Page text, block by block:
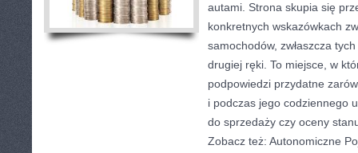
autami. Strona skupia się
konkretnych wskazówkach
samochodów, zwłaszcza
drugiej ręki. To miejsce, w
podpowiedzi przydatne
i podczas jego codziennego
do sprzedaży czy oceny
Zobacz też: Autonomiczne